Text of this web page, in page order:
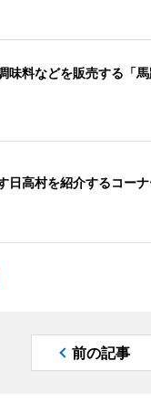
味料などを販売する「
日高村を紹介するコー
前の記事